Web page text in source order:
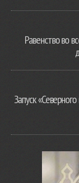
Равенство во
Запуск